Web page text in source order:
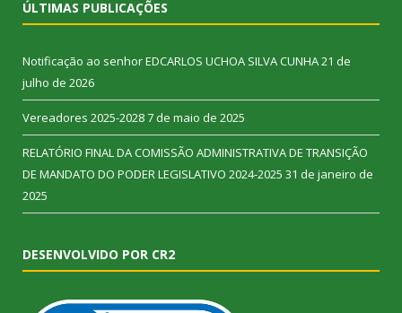
ÚLTIMAS PUBLICAÇÕES
Notificação ao senhor EDCARLOS UCHOA SILVA CUNHA21 de
julho de 2026
Vereadores 2025-20287 de maio de 2025
RELATÓRIO FINAL DA COMISSÃO ADMINISTRATIVA DE TRANSIÇÃO
DE MANDATO DO PODER LEGISLATIVO 2024-2025 31 de janeiro de
2025
DESENVOLVIDO POR CR2